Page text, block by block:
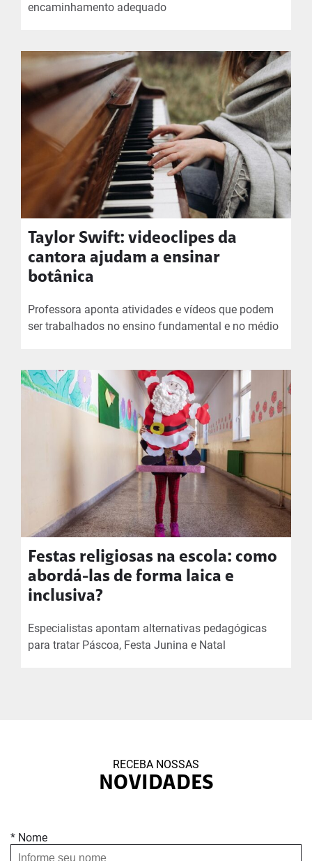
encaminhamento adequado
Taylor Swift: videoclipes da
cantora ajudam a ensinar
botânica
Professora aponta atividades e vídeos que podem
ser trabalhados no ensino fundamental e no médio
Festas religiosas na escola: como
abordá-las de forma laica e
inclusiva?
Especialistas apontam alternativas pedagógicas
para tratar Páscoa, Festa Junina e Natal
RECEBA NOSSAS
NOVIDADES
* Nome